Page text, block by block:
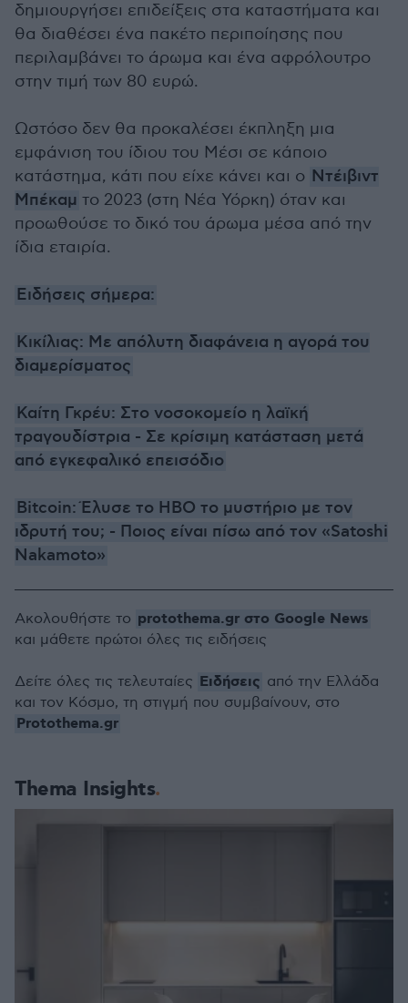
δημιουργήσει επιδείξεις στα καταστήματα και
θα διαθέσει ένα πακέτο περιποίησης που
περιλαμβάνει το άρωμα και ένα αφρόλουτρο
στην τιμή των 80 ευρώ.
Ωστόσο δεν θα προκαλέσει έκπληξη μια
εμφάνιση του ίδιου του Μέσι σε κάποιο
κατάστημα, κάτι που είχε κάνει και ο Ντέιβιντ
Μπέκαμ το 2023 (στη Νέα Υόρκη) όταν και
προωθούσε το δικό του άρωμα μέσα από την
ίδια εταιρία.
Ειδήσεις σήμερα:
Κικίλιας: Με απόλυτη διαφάνεια η αγορά του
διαμερίσματος
Καίτη Γκρέυ: Στο νοσοκομείο η λαϊκή
τραγουδίστρια - Σε κρίσιμη κατάσταση μετά
από εγκεφαλικό επεισόδιο
Bitcoin: Έλυσε το HBO το μυστήριο με τον
ιδρυτή του; - Ποιος είναι πίσω από τον «Satoshi
Nakamoto»
Thema Insights
Ακολουθήστε το protothema.gr στο Google News
και μάθετε πρώτοι όλες τις ειδήσεις
Δείτε όλες τις τελευταίες Ειδήσεις από την Ελλάδα
και τον Κόσμο, τη στιγμή που συμβαίνουν, στο
Protothema.gr